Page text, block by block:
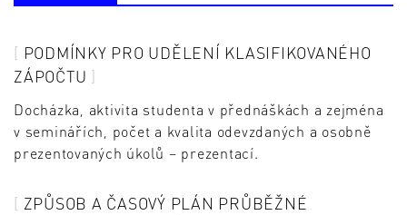
PODMÍNKY PRO UDĚLENÍ KLASIFIKOVANÉHO
ZÁPOČTU
Docházka, aktivita studenta v přednáškách a zejména
v seminářích, počet a kvalita odevzdaných a osobně
prezentovaných úkolů – prezentací.
ZPŮSOB A ČASOVÝ PLÁN PRŮBĚŽNÉ